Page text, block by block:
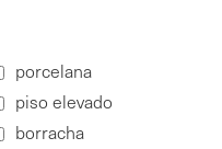
porcelana
piso elevado
borracha